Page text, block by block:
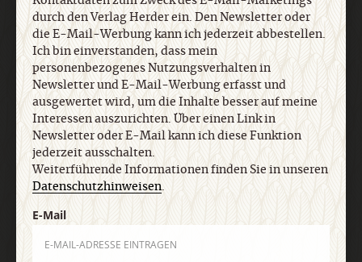
Interessen auszurichten. Über einen Link in
Newsletter oder E-Mail kann ich diese Funktion
jederzeit ausschalten. Weiterführende
Informationen finden Sie in unseren
Datenschutzhinweisen.
E-Mail
durch den Verlag Herder ein. Den Newsletter oder
die E-Mail-Werbung kann ich jederzeit abbestellen.
Ich bin einverstanden, dass mein
personenbezogenes Nutzungsverhalten in
Newsletter und E-Mail-Werbung erfasst und
ausgewertet wird, um die Inhalte besser auf meine
Interessen auszurichten. Über einen Link in
Newsletter oder E-Mail kann ich diese Funktion
jederzeit ausschalten.
Weiterführende Informationen finden Sie in unseren
Datenschutzhinweisen.
E-Mail